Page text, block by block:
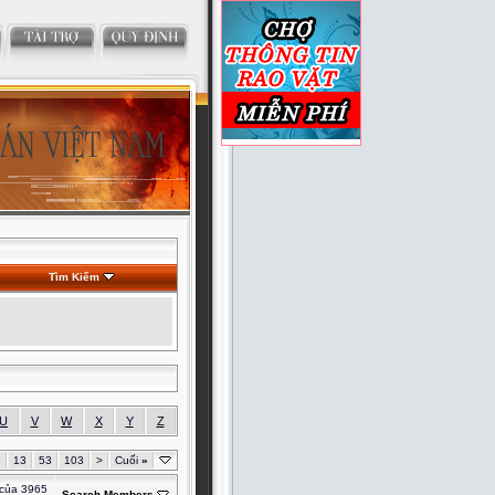
Tìm Kiếm
U V W X Y Z
13 53 103 > Cuối »
3965